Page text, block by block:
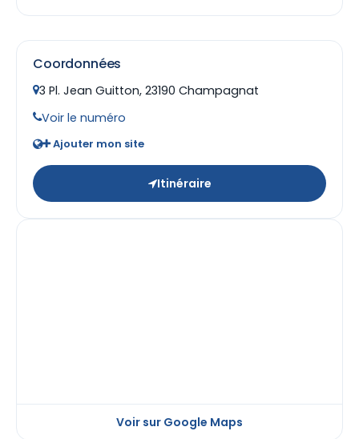
Coordonnées
3 Pl. Jean Guitton, 23190 Champagnat
Voir le numéro
Ajouter mon site
Itinéraire
Voir sur Google Maps